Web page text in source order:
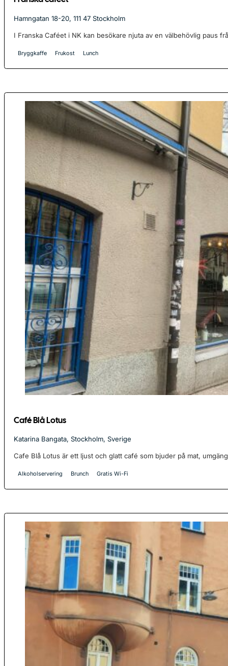
Hamngatan 18-20, 111 47 Stockholm
I Franska Caféet i NK kan besökare njuta av en välbehövlig paus
Bryggkaffe Frukost Lunch
Café Blå Lotus
Katarina Bangata, Stockholm, Sverige
Cafe Blå Lotus är ett ljust och glatt café som bjuder på mat,
Alkoholservering Brunch Gratis Wi-Fi